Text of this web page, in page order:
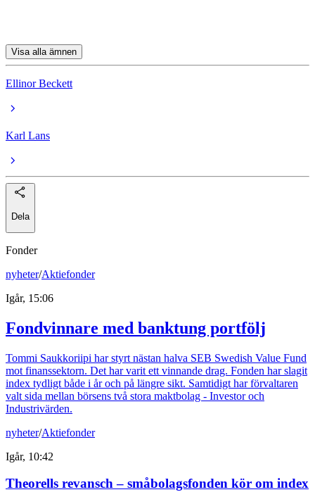
Visa alla ämnen
Ellinor Beckett
Karl Lans
Dela
Fonder
nyheter/Aktiefonder
Igår, 15:06
Fondvinnare med banktung portfölj
Tommi Saukkoriipi har styrt nästan halva SEB Swedish Value Fund
mot finanssektorn. Det har varit ett vinnande drag. Fonden har slagit
index tydligt både i år och på längre sikt. Samtidigt har förvaltaren
valt sida mellan börsens två stora maktbolag - Investor och
Industrivärden.
nyheter/Aktiefonder
Igår, 10:42
Theorells revansch – småbolagsfonden kör om index